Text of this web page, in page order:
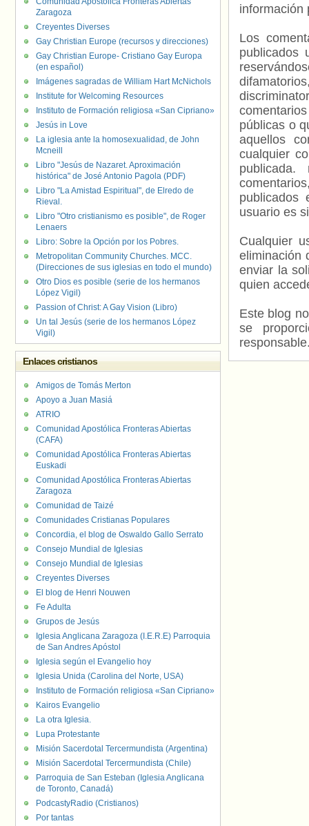
información
Los
publicados
públicas o
aquellos
cualquier
usuario es
Cualquier
eliminación
enviar la
quien
Este blog
se
Zaragoza
Creyentes Diverses
Gay Christian Europe (recursos y direcciones)
Gay Christian Europe- Cristiano Gay Europa
(en español)
Imágenes sagradas de William Hart McNichols
Institute for Welcoming Resources
Instituto de Formación religiosa «San Cipriano»
Jesús in Love
La iglesia ante la homosexualidad, de John
Mcneill
Libro "Jesús de Nazaret. Aproximación
histórica" de José Antonio Pagola (PDF)
Libro "La Amistad Espiritual", de Elredo de
Rieval.
Libro "Otro cristianismo es posible", de Roger
Lenaers
Libro: Sobre la Opción por los Pobres.
Metropolitan Community Churches. MCC.
(Direcciones de sus iglesias en todo el mundo)
Otro Dios es posible (serie de los hermanos
López Vigil)
Passion of Christ: A Gay Vision (Libro)
Un tal Jesús (serie de los hermanos López
Vigil)
Enlaces cristianos
Amigos de Tomás Merton
Apoyo a Juan Masiá
ATRIO
Comunidad Apostólica Fronteras Abiertas
(CAFA)
Comunidad Apostólica Fronteras Abiertas
Euskadi
Comunidad Apostólica Fronteras Abiertas
Zaragoza
Comunidad de Taizé
Comunidades Cristianas Populares
Concordia, el blog de Oswaldo Gallo Serrato
Consejo Mundial de Iglesias
Consejo Mundial de Iglesias
Creyentes Diverses
El blog de Henri Nouwen
Fe Adulta
Grupos de Jesús
Iglesia Anglicana Zaragoza (I.E.R.E) Parroquia
de San Andres Apóstol
Iglesia según el Evangelio hoy
Iglesia Unida (Carolina del Norte, USA)
Instituto de Formación religiosa «San Cipriano»
Kairos Evangelio
La otra Iglesia.
Lupa Protestante
Misión Sacerdotal Tercermundista (Argentina)
Misión Sacerdotal Tercermundista (Chile)
Parroquia de San Esteban (Iglesia Anglicana
de Toronto, Canadá)
PodcastyRadio (Cristianos)
Por tantas